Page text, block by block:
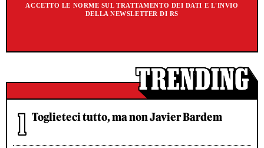
ACCETTO LE NORME SUL TRATTAMENTO DEI DATI E L'INVIO
DELLA NEWSLETTER DI RS
Toglieteci tutto, ma non Javier Bardem